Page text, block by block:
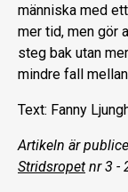
människa med
mer tid, men gör
steg bak utan
mindre fall
Text: Fanny
Artikeln är
Stridsropet nr 3 -